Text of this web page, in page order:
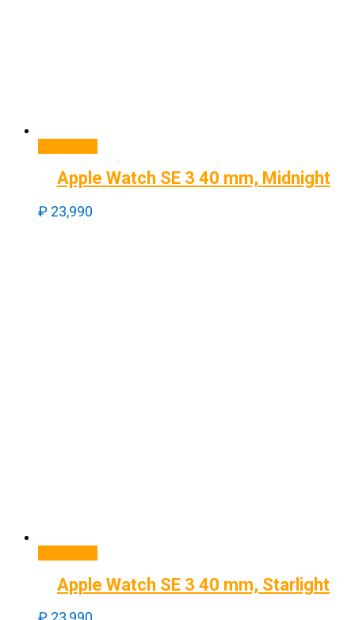
Apple Watch SE 3 40 mm, Midnight
₽ 23,990
Apple Watch SE 3 40 mm, Starlight